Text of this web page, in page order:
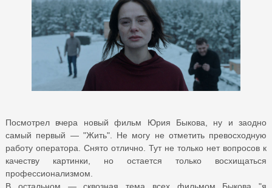
Посмотрел вчера новый фильм Юрия Быкова, ну и заодно
самый первый — "Жить". Не могу не отметить превосходную
работу оператора. Снято отлично. Тут не только нет вопросов к
качеству картинки, но остается только восхищаться
профессионализмом.
В остальном — сквозная тема всех фильмом Быкова "я